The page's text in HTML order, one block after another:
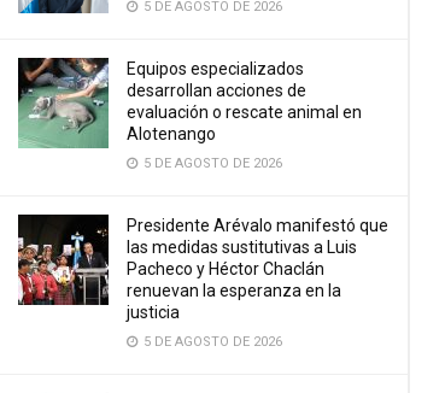
5 DE AGOSTO DE 2026
Equipos especializados
desarrollan acciones de
evaluación o rescate animal en
Alotenango
5 DE AGOSTO DE 2026
Presidente Arévalo manifestó que
las medidas sustitutivas a Luis
Pacheco y Héctor Chaclán
renuevan la esperanza en la
justicia
5 DE AGOSTO DE 2026